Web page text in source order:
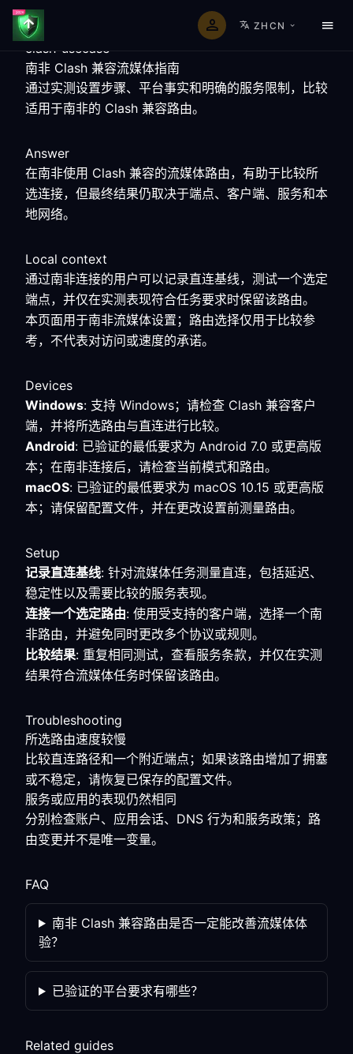
ZHCN
clash-usecase
南非 Clash 兼容流媒体指南
通过实测设置步骤、平台事实和明确的服务限制，比较
适用于南非的 Clash 兼容路由。
Answer
在南非使用 Clash 兼容的流媒体路由，有助于比较所
选连接，但最终结果仍取决于端点、客户端、服务和本
地网络。
Local context
通过南非连接的用户可以记录直连基线，测试一个选定
端点，并仅在实测表现符合任务要求时保留该路由。
本页面用于南非流媒体设置；路由选择仅用于比较参
考，不代表对访问或速度的承诺。
Devices
Windows: 支持 Windows；请检查 Clash 兼容客户
端，并将所选路由与直连进行比较。
Android: 已验证的最低要求为 Android 7.0 或更高版
本；在南非连接后，请检查当前模式和路由。
macOS: 已验证的最低要求为 macOS 10.15 或更高版
本；请保留配置文件，并在更改设置前测量路由。
Setup
记录直连基线: 针对流媒体任务测量直连，包括延迟、
稳定性以及需要比较的服务表现。
连接一个选定路由: 使用受支持的客户端，选择一个南
非路由，并避免同时更改多个协议或规则。
比较结果: 重复相同测试，查看服务条款，并仅在实测
结果符合流媒体任务时保留该路由。
Troubleshooting
所选路由速度较慢
比较直连路径和一个附近端点；如果该路由增加了拥塞
或不稳定，请恢复已保存的配置文件。
服务或应用的表现仍然相同
分别检查账户、应用会话、DNS 行为和服务政策；路
由变更并不是唯一变量。
FAQ
南非 Clash 兼容路由是否一定能改善流媒体体
验？
已验证的平台要求有哪些？
Related guides